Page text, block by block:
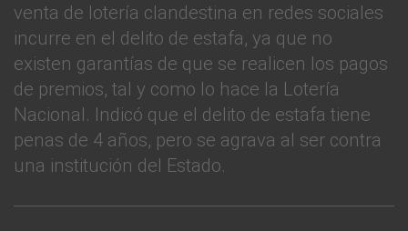
venta de lotería clandestina en redes sociales
incurre en el delito de estafa, ya que no
existen garantías de que se realicen los pagos
de premios, tal y como lo hace la Lotería
Nacional. Indicó que el delito de estafa tiene
penas de 4 años, pero se agrava al ser contra
una institución del Estado.